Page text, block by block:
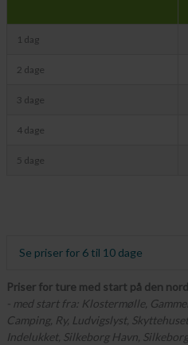
1 dag
2 dage
3 dage
4 dage
5 dage
Se priser for 6 til 10 dage
Priser for ture med start på den
- med start fra: Klostermølle,
Camping, Ry, Ludvigslyst,
Indelukket, Silkeborg Havn,